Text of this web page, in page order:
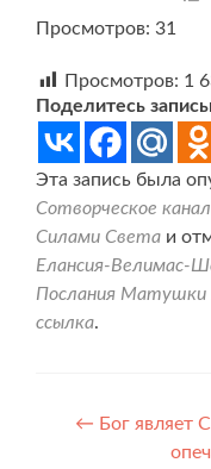
Просмотров: 31
Просмотров: 1
Поделитесь
Эта запись была
Сотворческое
Силами Света и
Елансия-Велимас-
Послания Матушки
ссылка.
← Бог являет